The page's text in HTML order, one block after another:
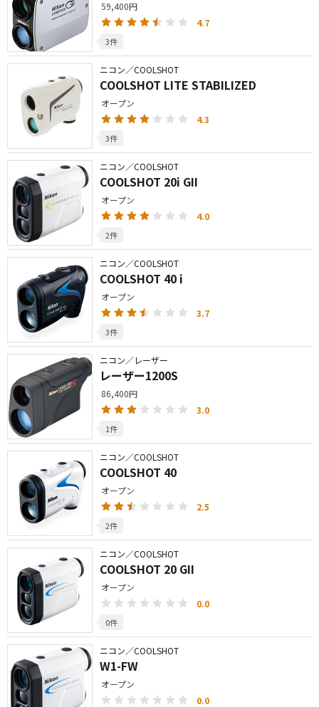
59,400円
4.7
3件
ニコン／COOLSHOT
COOLSHOT LITE STABILIZED
オープン
4.3
3件
ニコン／COOLSHOT
COOLSHOT 20i GII
オープン
4.0
2件
ニコン／COOLSHOT
COOLSHOT 40 i
オープン
3.7
3件
ニコン／レーザー
レーザー1200S
86,400円
3.0
1件
ニコン／COOLSHOT
COOLSHOT 40
オープン
2.5
2件
ニコン／COOLSHOT
COOLSHOT 20 GII
オープン
0.0
0件
ニコン／COOLSHOT
W1-FW
オープン
0.0